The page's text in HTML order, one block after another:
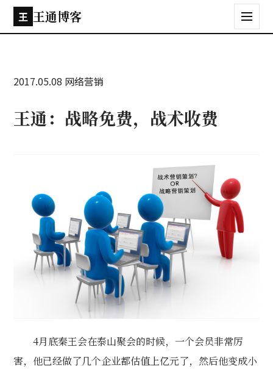
王 王通博客
2017.05.08 网络营销
王通：战略免费，战术收费
4月底秦王会在泰山聚会的时候，一个会员非常厉
害，他已经做了几个企业都估值上亿元了，然后他变成小